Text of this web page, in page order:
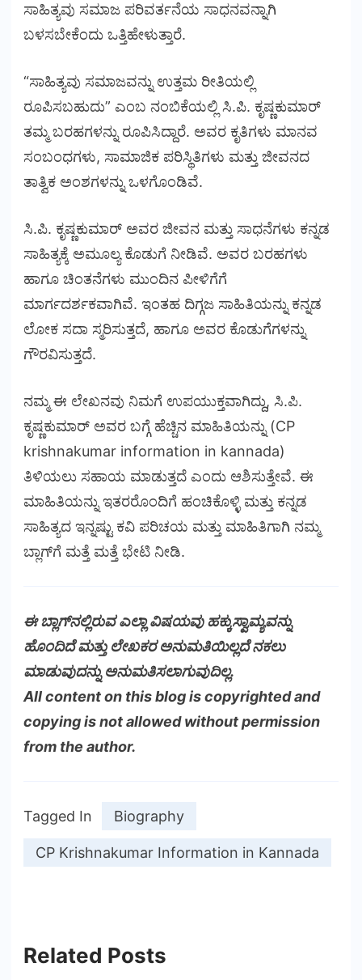
ಸಾಹಿತ್ಯವು ಸಮಾಜ ಪರಿವರ್ತನೆಯ ಸಾಧನವನ್ನಾಗಿ
ಬಳಸಬೇಕೆಂದು ಒತ್ತಿಹೇಳುತ್ತಾರೆ.
“ಸಾಹಿತ್ಯವು ಸಮಾಜವನ್ನು ಉತ್ತಮ ರೀತಿಯಲ್ಲಿ
ರೂಪಿಸಬಹುದು” ಎಂಬ ನಂಬಿಕೆಯಲ್ಲಿ ಸಿ.ಪಿ. ಕೃಷ್ಣಕುಮಾರ್
ತಮ್ಮ ಬರಹಗಳನ್ನು ರೂಪಿಸಿದ್ದಾರೆ. ಅವರ ಕೃತಿಗಳು ಮಾನವ
ಸಂಬಂಧಗಳು, ಸಾಮಾಜಿಕ ಪರಿಸ್ಥಿತಿಗಳು ಮತ್ತು ಜೀವನದ
ತಾತ್ವಿಕ ಅಂಶಗಳನ್ನು ಒಳಗೊಂಡಿವೆ.
ಸಿ.ಪಿ. ಕೃಷ್ಣಕುಮಾರ್ ಅವರ ಜೀವನ ಮತ್ತು ಸಾಧನೆಗಳು ಕನ್ನಡ
ಸಾಹಿತ್ಯಕ್ಕೆ ಅಮೂಲ್ಯ ಕೊಡುಗೆ ನೀಡಿವೆ. ಅವರ ಬರಹಗಳು
ಹಾಗೂ ಚಿಂತನೆಗಳು ಮುಂದಿನ ಪೀಳಿಗೆಗೆ
ಮಾರ್ಗದರ್ಶಕವಾಗಿವೆ. ಇಂತಹ ದಿಗ್ಗಜ ಸಾಹಿತಿಯನ್ನು ಕನ್ನಡ
ಲೋಕ ಸದಾ ಸ್ಮರಿಸುತ್ತದೆ, ಹಾಗೂ ಅವರ ಕೊಡುಗೆಗಳನ್ನು
ಗೌರವಿಸುತ್ತದೆ.
ನಮ್ಮ ಈ ಲೇಖನವು ನಿಮಗೆ ಉಪಯುಕ್ತವಾಗಿದ್ದು, ಸಿ.ಪಿ.
ಕೃಷ್ಣಕುಮಾರ್ ಅವರ ಬಗ್ಗೆ ಹೆಚ್ಚಿನ ಮಾಹಿತಿಯನ್ನು (CP
krishnakumar information in kannada)
ತಿಳಿಯಲು ಸಹಾಯ ಮಾಡುತ್ತದೆ ಎಂದು ಆಶಿಸುತ್ತೇವೆ. ಈ
ಮಾಹಿತಿಯನ್ನು ಇತರರೊಂದಿಗೆ ಹಂಚಿಕೊಳ್ಳಿ ಮತ್ತು ಕನ್ನಡ
ಸಾಹಿತ್ಯದ ಇನ್ನಷ್ಟು ಕವಿ ಪರಿಚಯ ಮತ್ತು ಮಾಹಿತಿಗಾಗಿ ನಮ್ಮ
ಬ್ಲಾಗ್‌ಗೆ ಮತ್ತೆ ಮತ್ತೆ ಭೇಟಿ ನೀಡಿ.
ಈ ಬ್ಲಾಗ್‌ನಲ್ಲಿರುವ ಎಲ್ಲಾ ವಿಷಯವು ಹಕ್ಕುಸ್ವಾಮ್ಯವನ್ನು
ಹೊಂದಿದೆ ಮತ್ತು ಲೇಖಕರ ಅನುಮತಿಯಿಲ್ಲದೆ ನಕಲು
ಮಾಡುವುದನ್ನು ಅನುಮತಿಸಲಾಗುವುದಿಲ್ಲ.
All content on this blog is copyrighted and
copying is not allowed without permission
from the author.
Tagged In Biography
CP Krishnakumar Information in Kannada
Related Posts